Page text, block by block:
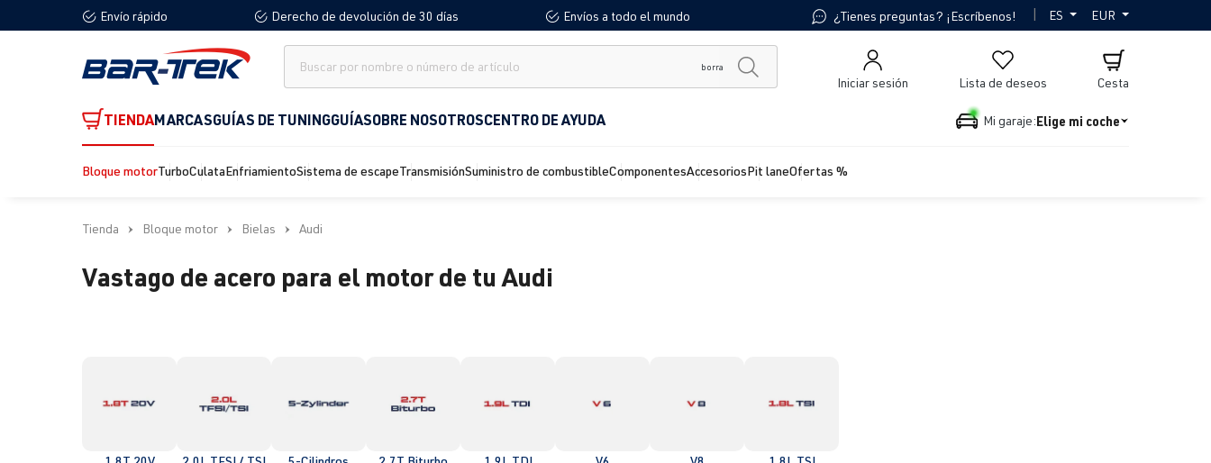
Saltar a la navegación principal
Envío rápido Derecho de devolución de 30 días Envíos a todo el mundo ¿Tienes preguntas? ¡Escríbenos! | ES EUR
borra
Lista de deseos
Iniciar sesión Cesta
TIENDAMARCASGUÍAS DE TUNINGGUÍASOBRE NOSOTROSCENTRO DE AYUDA Mi garaje:Elige mi coche
Bloque motorTurboCulataEnfriamientoSistema de escapeTransmisiónSuministro de combustibleComponentesAccesoriosPit laneOfertas %
Tienda Bloque motor Bielas Audi
Vastago de acero para el motor de tu Audi